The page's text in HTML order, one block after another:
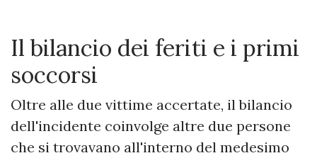
​Il bilancio dei feriti e i primi
soccorsi
Oltre alle due vittime accertate, il bilancio
dell'incidente coinvolge altre due persone
che si trovavano all'interno del medesimo